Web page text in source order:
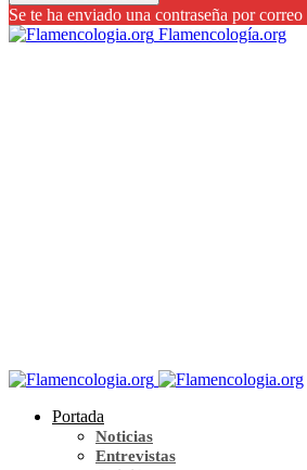
Se te ha enviado una contraseña por
Flamencología.org
Portada
Noticias
Entrevistas